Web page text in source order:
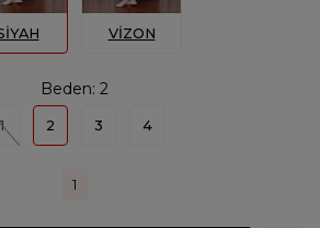
VİZON
Beden: 2
1 2 3 4
1